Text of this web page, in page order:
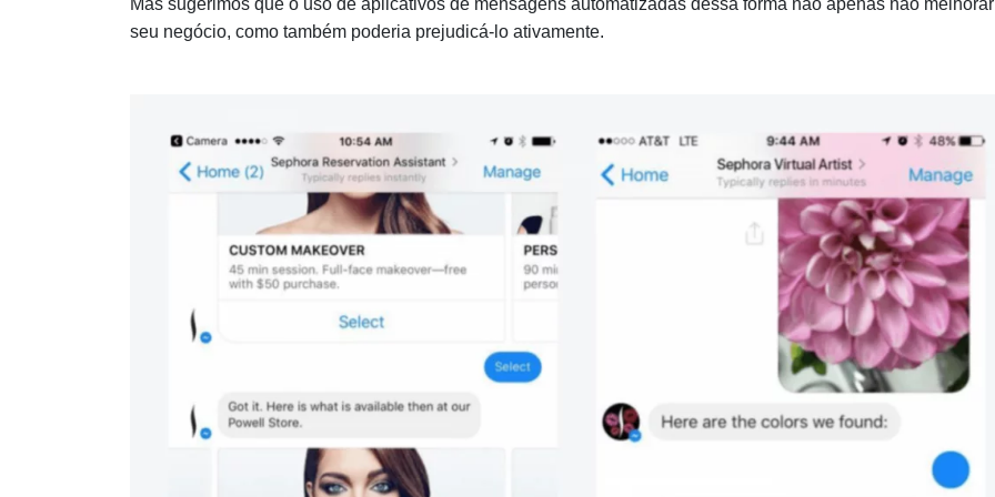
Mas sugerimos que o uso de aplicativos de mensagens automatizadas dessa forma não apenas não
seu negócio, como também poderia prejudicá-lo ativamente.